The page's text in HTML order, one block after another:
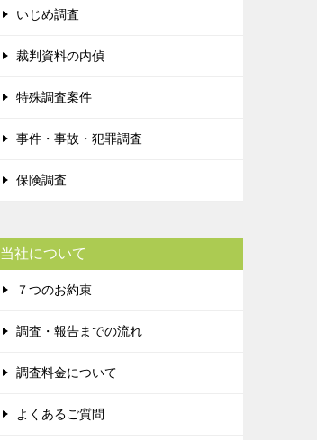
いじめ調査
裁判資料の内偵
特殊調査案件
事件・事故・犯罪調査
保険調査
当社について
７つのお約束
調査・報告までの流れ
調査料金について
よくあるご質問